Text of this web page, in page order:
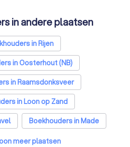
in Dongen
in Dongen
in Dongen
in Dongen
in andere plaatsen
in Rijen
in Oosterhout (NB)
in Raamsdonksveer
in Loon op Zand
Boekhouders in Made
Boekhouders in Waalwijk
meer plaatsen